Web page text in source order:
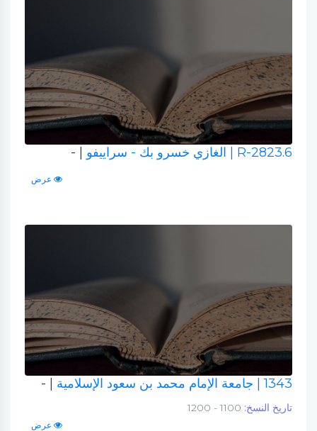
R-2823.6 | الغازي خسرو بك - سراييفو | -
عرض
1343 | جامعة الإمام محمد بن سعود الإسلامية | -
تاريخ النسخ:
عرض